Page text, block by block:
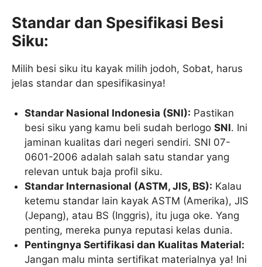
Standar dan Spesifikasi Besi
Siku:
Milih besi siku itu kayak milih jodoh, Sobat, harus
jelas standar dan spesifikasinya!
Standar Nasional Indonesia (SNI): Pastikan
besi siku yang kamu beli sudah berlogoSNI. Ini
jaminan kualitas dari negeri sendiri. SNI 07-
0601-2006 adalah salah satu standar yang
relevan untuk baja profil siku.
Standar Internasional (ASTM, JIS, BS): Kalau
ketemu standar lain kayak ASTM (Amerika), JIS
(Jepang), atau BS (Inggris), itu juga oke. Yang
penting, mereka punya reputasi kelas dunia.
Pentingnya Sertifikasi dan Kualitas Material:
Jangan malu minta sertifikat materialnya ya! Ini